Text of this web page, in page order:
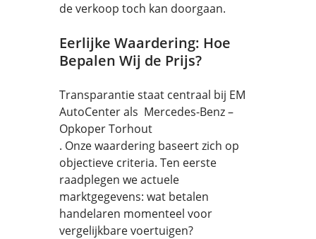
de verkoop toch kan doorgaan.
Eerlijke Waardering: Hoe
Bepalen Wij de Prijs?
Transparantie staat centraal bij EM
AutoCenter als Mercedes-Benz –
Opkoper Torhout
. Onze waardering baseert zich op
objectieve criteria. Ten eerste
raadplegen we actuele
marktgegevens: wat betalen
handelaren momenteel voor
vergelijkbare voertuigen?